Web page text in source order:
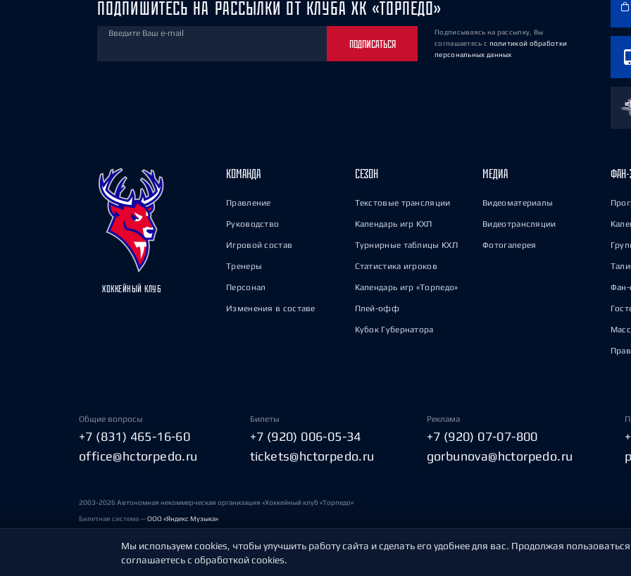
ПОДПИШИТЕСЬ НА РАССЫЛКИ ОТ КЛУБА ХК «ТОРПЕДО»
Введите Ваш e-mail
ПОДПИСАТЬСЯ
Подписываясь на рассылку, Вы
соглашаетесь с политикой обработки
персональных данных
ХОККЕЙНЫЙ КЛУБ
КОМАНДА
Правление
Руководство
Игровой состав
Тренеры
Персонал
Изменения в составе
СЕЗОН
Текстовые трансляции
Календарь игр КХЛ
Турнирные таблицы КХЛ
Статистика игроков
Календарь игр «Торпедо»
Плей-офф
Кубок Губернатора
МЕДИА
Видеоматериалы
Видеотрансляции
Фотогалерея
ФАН-
Фан-
Общие вопросы
+7 (831) 465-16-60
office@hctorpedo.ru
Билеты
+7 (920) 006-05-34
tickets@hctorpedo.ru
Реклама
+7 (920) 07-07-800
gorbunova@hctorpedo.ru
2003-2026 Автономная некоммерческая организация «Хоккейный клуб «Торпедо»
Билетная система —ООО «Яндекс Музыка»
Мы используем cookies, чтобы улучшить работу сайта и сделать его удобнее для вас. Продолжая
соглашаетесь с обработкой cookies.